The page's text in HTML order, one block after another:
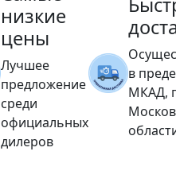
низкие
цены
Лучшее
предложение
среди
официальных
дилеров
в
МКАД,